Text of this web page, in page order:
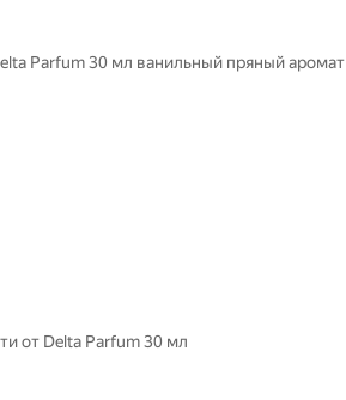
Parfum 30 мл ванильный пряный аромат
от Delta Parfum 30 мл